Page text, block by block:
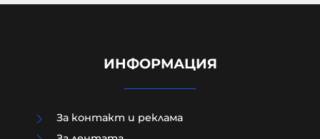
ИНФОРМАЦИЯ
За контакт и реклама